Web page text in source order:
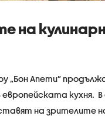
на
„Бон Апети”
кухня. В
на зрителите